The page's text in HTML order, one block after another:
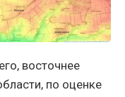
восточнее
по оценке